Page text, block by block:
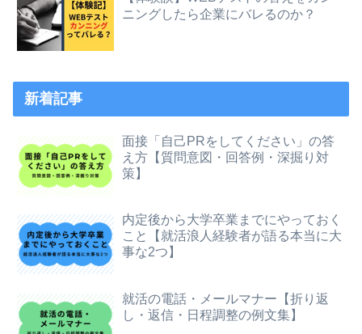
ニングしたら企業にバレるのか？
新着記事
面接「自己PRをしてください」の答
え方【質問意図・回答例・深掘り対
策】
内定後から大学卒業までにやっておく
こと【就活浪人経験者が語る本当に大
事な2つ】
就活の電話・メールマナー【折り返
し・返信・日程調整の例文集】